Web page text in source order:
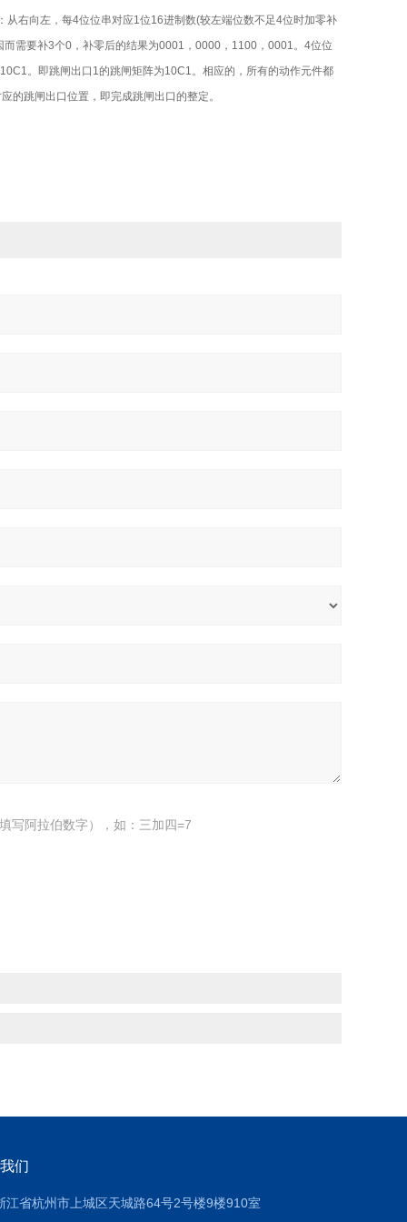
右向左，每4位位串对应1位16进制数(较左端位数不足4位时加零补
需要补3个0，补零后的结果为0001，0000，1100，0001。4位位
。即跳闸出口1的跳闸矩阵为10C1。相应的，所有的动作元件都
的跳闸出口位置，即完成跳闸出口的整定。
写阿拉伯数字），如：三加四=7
们
江省杭州市上城区天城路64号2号楼9楼910室